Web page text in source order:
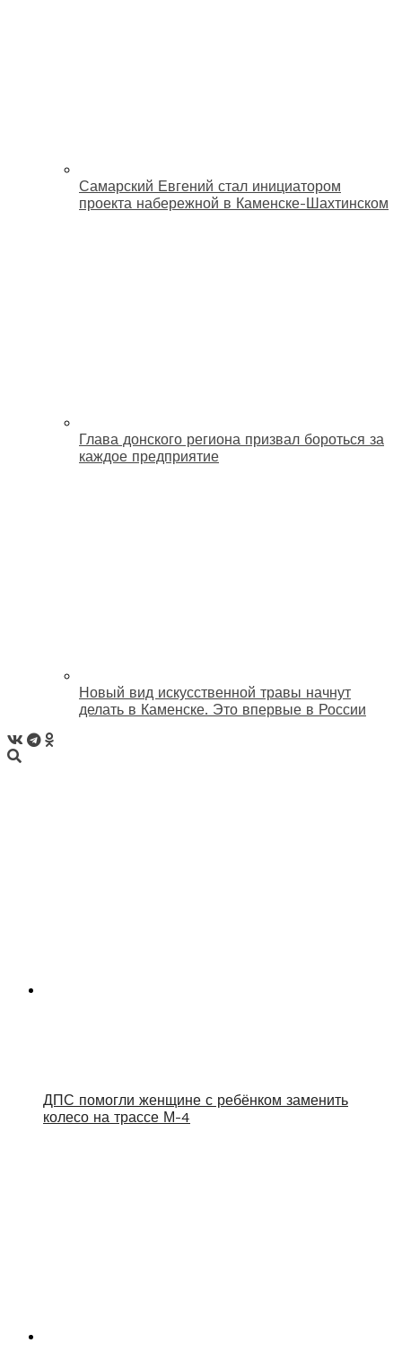
Самарский Евгений стал инициатором
проекта набережной в Каменске-Шахтинском
Глава донского региона призвал бороться за
каждое предприятие
Новый вид искусственной травы начнут
делать в Каменске. Это впервые в России
ДПС помогли женщине с ребёнком заменить
колесо на трассе М-4